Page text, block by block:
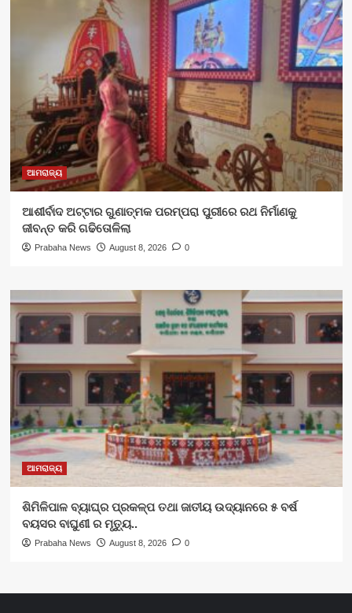
ଆମରାଜ୍ୟ
ଆଶୀର୍ବାଦ ଅଟ୍ଟାର ଗୁଣାତ୍ମକ ପରମ୍ପରା ପୁରୀରେ ରଥ ନିର୍ମାଣକୁ
ଜୀବନ୍ତ କରି ଗଢିତୋଳିଲା
Prabaha News August 8, 2026 0
ଆମରାଜ୍ୟ
ଶିମିଳିପାଳ ବ୍ୟାଘ୍ର ପ୍ରକଳ୍ପ ତଥା ଜାତୀୟ ଉଦ୍ୟାନରେ ୫ ବର୍ଷ
ବୟସର ବାଘୁଣୀ ର ମୃତ୍ୟୁ..
Prabaha News August 8, 2026 0